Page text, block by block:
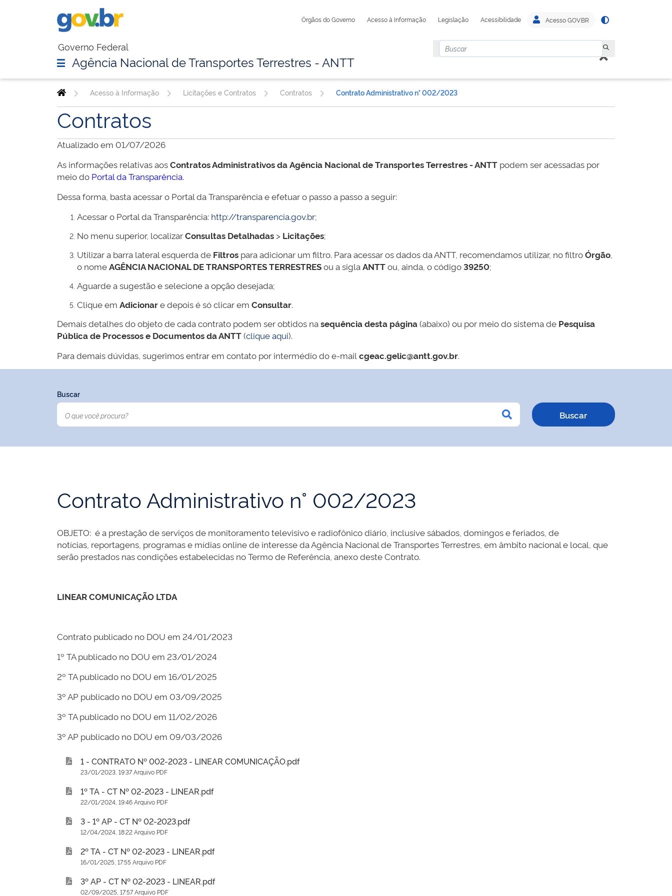
Órgãos do Governo Acesso à Informação Legislação Acessibilidade Acesso GOV.BR
Governo Federal
Agência Nacional de Transportes Terrestres - ANTT
Acesso à Informação Licitações e Contratos Contratos Contrato Administrativo n° 002/2023
Contratos
Atualizado em 01/07/2026
As informações relativas aosContratos Administrativos daAgência Nacional de Transportes Terrestres - ANTT podem ser acessadas por
meio do Portal da Transparência.
Dessa forma, basta acessar o Portal da Transparência e efetuar o passo a passo a seguir:
Acessar o Portal da Transparência: http://transparencia.gov.br;
No menu superior, localizarConsultas Detalhadas > Licitações;
Utilizar a barra lateral esquerda de Filtros para adicionar um filtro. Para acessar os dados da ANTT, recomendamos utilizar, no filtroÓrgão
o nomeAGÊNCIA NACIONAL DE TRANSPORTES TERRESTRESou a siglaANTTou, ainda, o código39250;
Aguarde a sugestão e selecione a opção desejada;
Clique em Adicionare depois é só clicar em Consultar.
Demais detalhes do objeto de cada contrato podem ser obtidos nasequência desta página(abaixo) ou por meio do sistema de Pesquisa
Pública de Processos e Documentos da ANTT(clique aqui).
Para demais dúvidas, sugerimos entrar em contato por intermédio do e-mail cgeac.gelic@antt.gov.br.
Buscar
Contrato Administrativo n° 002/2023
OBJETO: é a prestação de serviços de monitoramento televisivo e radiofônico diário, inclusive sábados, domingos e feriados, de
notícias, reportagens, programas e mídias online de interesse da Agência Nacional de Transportes Terrestres, em âmbito nacional e local, que
serão prestados nas condições estabelecidas no Termo de Referência, anexo deste Contrato.
LINEAR COMUNICAÇÃO LTDA
Contrato publicado no DOU em 24/01/2023
1º TA publicado no DOU em 23/01/2024
2º TA publicado no DOU em 16/01/2025
3º AP publicado no DOU em 03/09/2025
3º TA publicado no DOU em 11/02/2026
3º AP publicado no DOU em 09/03/2026
1 - CONTRATO Nº 002-2023 - LINEAR COMUNICAÇÃO.pdf
23/01/2023, 19:37 Arquivo PDF
1º TA - CT Nº 02-2023 - LINEAR.pdf
22/01/2024, 19:46 Arquivo PDF
3 - 1º AP - CT Nº 02-2023.pdf
12/04/2024, 18:22 Arquivo PDF
2º TA - CT Nº 02-2023 - LINEAR.pdf
16/01/2025, 17:55 Arquivo PDF
3º AP - CT Nº 02-2023 - LINEAR.pdf
02/09/2025, 17:57 Arquivo PDF